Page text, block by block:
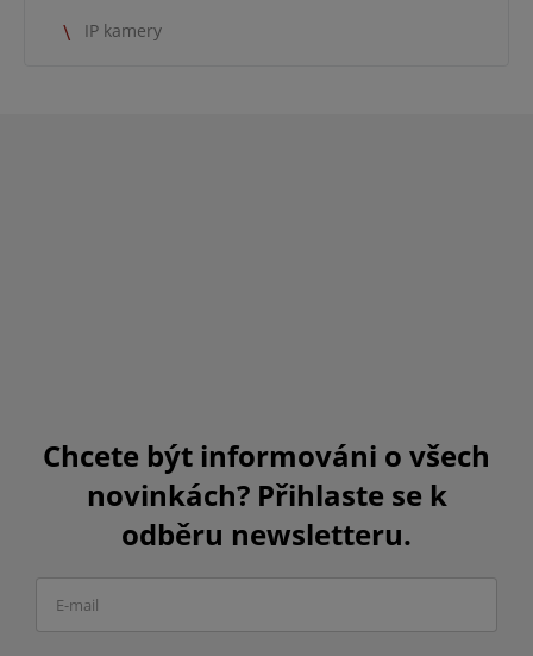
IP kamery
Chcete být informováni o všech
novinkách? Přihlaste se k
odběru newsletteru.